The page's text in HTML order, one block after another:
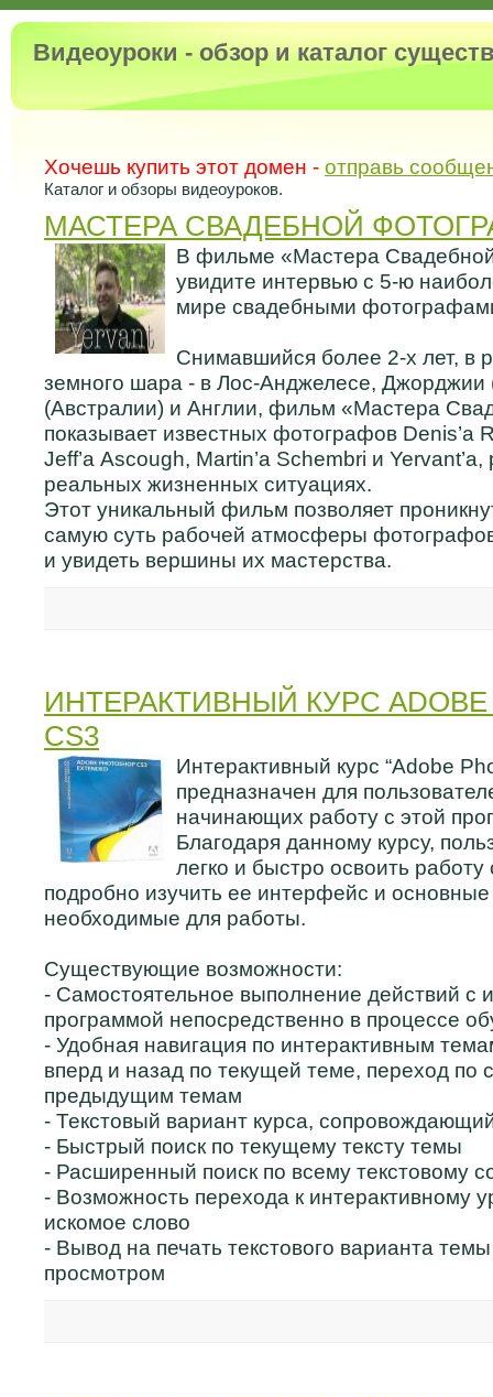
Видеоуроки - обзор и каталог
Хочешь купить этот домен - отправь
Каталог и обзоры видеоуроков.
МАСТЕРА СВАДЕБНОЙ
В фильме «Мастера
увидите интервью с 5-ю
мире свадебными
Снимавшийся более 2-х лет, в
земного шара - в Лос-Анджелесе,
(Австралии) и Англии, фильм «Мастера
показывает известных фотографов Denis’а
Jeff’а Ascough, Martin’а Schembri и
реальных жизненных ситуациях.
Этот уникальный фильм позволяет
самую суть рабочей атмосферы
и увидеть вершины их мастерства.
ИНТЕРАКТИВНЫЙ КУРС ADOBE
CS3
Интерактивный курс “Adobe
предназначен для
начинающих работу с этой
Благодаря данному курсу,
легко и быстро освоить
подробно изучить ее интерфейс и основные
необходимые для работы.
Существующие возможности:
- Самостоятельное выполнение действий с
программой непосредственно в процессе
- Удобная навигация по интерактивным
вперд и назад по текущей теме, переход
предыдущим темам
- Текстовый вариант курса,
- Быстрый поиск по текущему тексту темы
- Расширенный поиск по всему текстовому
- Возможность перехода к интерактивному
искомое слово
- Вывод на печать текстового варианта
просмотром